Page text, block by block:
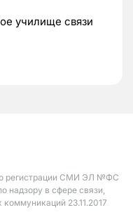
училище связи
регистрации СМИ ЭЛ №ФС
надзору в сфере связи,
23.11.2017